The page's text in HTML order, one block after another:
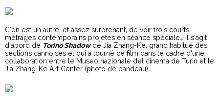
C’en est un autre, et assez surprenant, de voir trois courts
métrages contemporains projetés en séance spéciale… Il s’agit
d’abord de Torino Shadowde Jia Zhang-Ke, grand habitué des
sections cannoises et qui a tourné ce film dans le cadre d’une
collaboration entre le Museo nazionale del cinema de Turin et le
Jia Zhang-Ke Art Center (photo de bandeau).